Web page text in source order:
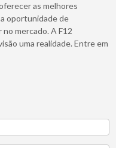
as melhores
oportunidade de
mercado. A F12
uma realidade. Entre em